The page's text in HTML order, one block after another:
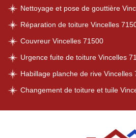
Nettoyage et pose de gouttière
Réparation de toiture Vincelles
Couvreur Vincelles 71500
Urgence fuite de toiture Vincelles
Habillage planche de rive Vincelles
Changement de toiture et tuile